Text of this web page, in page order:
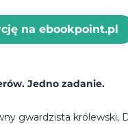
na ebookpoint.pl
Jedno zadanie.
gwardzista królewski,